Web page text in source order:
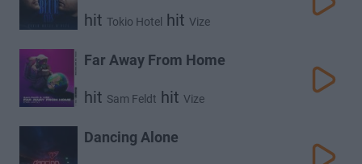
hit Tokio Hotel hit Vize
Far Away From Home
hit Sam Feldt hit Vize
Dancing Alone